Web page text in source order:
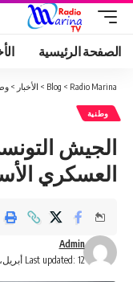
الصفحة الرئيسية
Radio Marina
>
Blog
> الأخبار >
وطنية
الجيش
العسكري الأسد
Last updated: 12 أبريل، 2025 9:38 ص
Admin